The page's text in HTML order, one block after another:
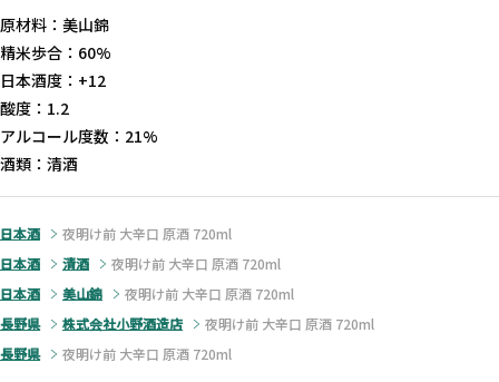
原材料：美山錦
精米歩合：60%
日本酒度：+12
酸度：1.2
アルコール度数：21%
酒類：清酒
日本酒
夜明け前 大辛口 原酒 720ml
日本酒
清酒
夜明け前 大辛口 原酒 720ml
日本酒
美山錦
夜明け前 大辛口 原酒 720ml
長野県
株式会社小野酒造店
夜明け前 大辛口 原酒 720ml
長野県
夜明け前 大辛口 原酒 720ml